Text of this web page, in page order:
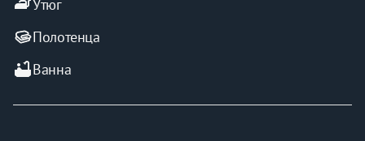
ironУтюг
Полотенца
bathtubВанна